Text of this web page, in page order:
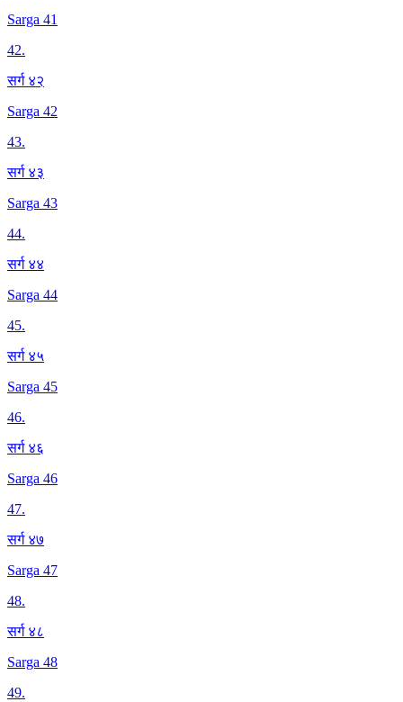
Sarga 41
42.
सर्ग ४२
Sarga 42
43.
सर्ग ४३
Sarga 43
44.
सर्ग ४४
Sarga 44
45.
सर्ग ४५
Sarga 45
46.
सर्ग ४६
Sarga 46
47.
सर्ग ४७
Sarga 47
48.
सर्ग ४८
Sarga 48
49.